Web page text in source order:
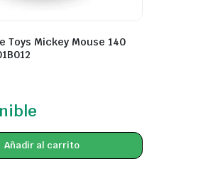
Toys Mickey Mouse 140
Añadir al carrito